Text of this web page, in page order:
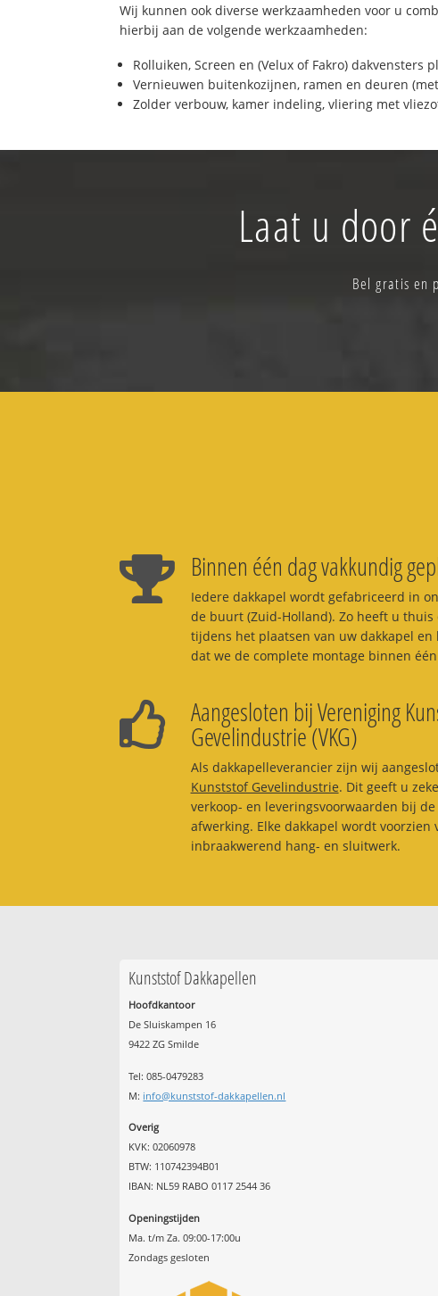
Wij kunnen ook diverse werkzaamheden voor u
hierbij aan de volgende werkzaamheden:
Rolluiken, Screen en (Velux of Fakro) dakvensters
Vernieuwen buitenkozijnen, ramen en deuren (met
Zolder verbouw, kamer indeling, vliering met
Laat u door
Bel gratis en
Binnen één dag vakkundig
Iedere dakkapel wordt gefabriceerd in
de buurt (Zuid-Holland). Zo heeft u
tijdens het plaatsen van uw dakkapel
dat we de complete montage binnen
Aangesloten bij Vereniging
Gevelindustrie (VKG)
Als dakkapelleverancier zijn wij
Kunststof Gevelindustrie. Dit geeft u
verkoop- en leveringsvoorwaarden bij
afwerking. Elke dakkapel wordt voorzien
inbraakwerend hang- en sluitwerk.
Kunststof Dakkapellen
Hoofdkantoor
De Sluiskampen 16
9422 ZG Smilde
Tel: 085-0479283
M: info@kunststof-dakkapellen.nl
Overig
KVK: 02060978
BTW: 110742394B01
IBAN: NL59 RABO 0117 2544 36
Openingstijden
Ma. t/m Za. 09:00-17:00u
Zondags gesloten